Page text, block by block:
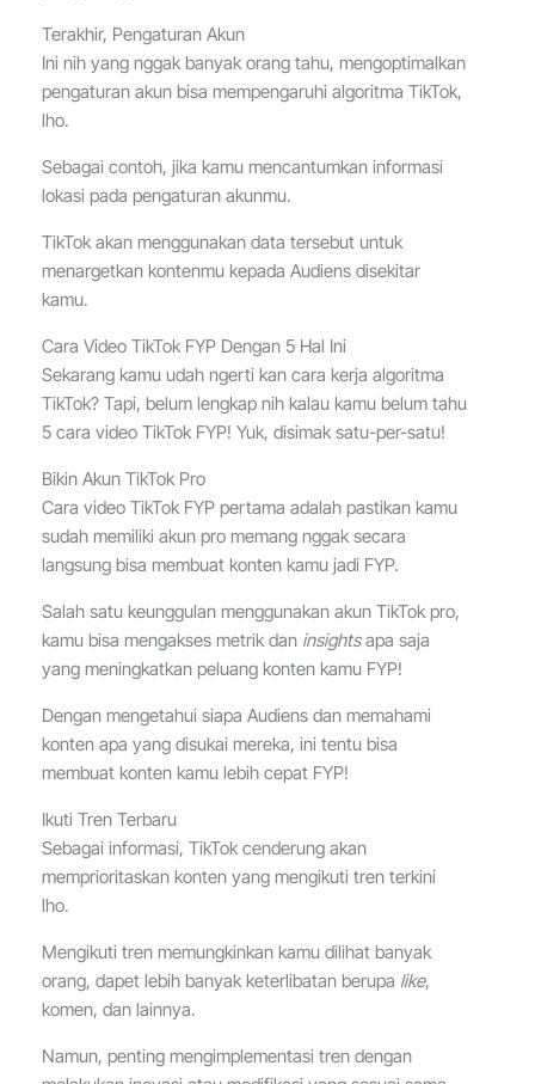
Terakhir, Pengaturan Akun
Ini nih yang nggak banyak orang tahu, mengoptimalkan
pengaturan akun bisa mempengaruhi algoritma TikTok,
lho.
Sebagai contoh, jika kamu mencantumkan informasi
lokasi pada pengaturan akunmu.
TikTok akan menggunakan data tersebut untuk
menargetkan kontenmu kepada Audiens disekitar
kamu.
Cara Video TikTok FYP Dengan 5 Hal Ini
Sekarang kamu udah ngerti kan cara kerja algoritma
TikTok? Tapi, belum lengkap nih kalau kamu belum tahu
5 cara video TikTok FYP! Yuk, disimak satu-per-satu!
Bikin Akun TikTok Pro
Cara video TikTok FYP pertama adalah pastikan kamu
sudah memiliki akun pro memang nggak secara
langsung bisa membuat konten kamu jadi FYP.
Salah satu keunggulan menggunakan akun TikTok pro,
kamu bisa mengakses metrik dan insightsapa saja
yang meningkatkan peluang konten kamu FYP!
Dengan mengetahui siapa Audiens dan memahami
konten apa yang disukai mereka, ini tentu bisa
membuat konten kamu lebih cepat FYP!
Ikuti Tren Terbaru
Sebagai informasi, TikTok cenderung akan
memprioritaskan konten yang mengikuti tren terkini
lho.
Mengikuti tren memungkinkan kamu dilihat banyak
orang, dapet lebih banyak keterlibatan berupa like,
komen, dan lainnya.
Namun, penting mengimplementasi tren dengan